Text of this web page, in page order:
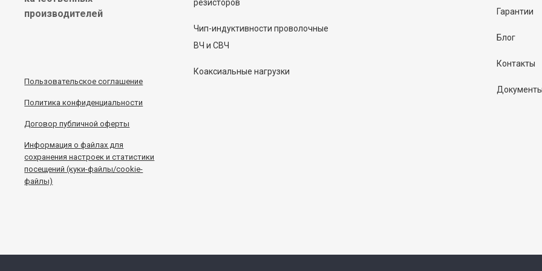
производителей
Пользовательское соглашение
Политика конфиденциальности
Договор публичной оферты
Информацияофайлах для
сохранения настроек и статистики
посещений (куки-файлы/cookie-
файлы)
резисторов
Чип-индуктивности проволочные
ВЧ и СВЧ
Коаксиальные нагрузки
Гарантии
Блог
Контакты